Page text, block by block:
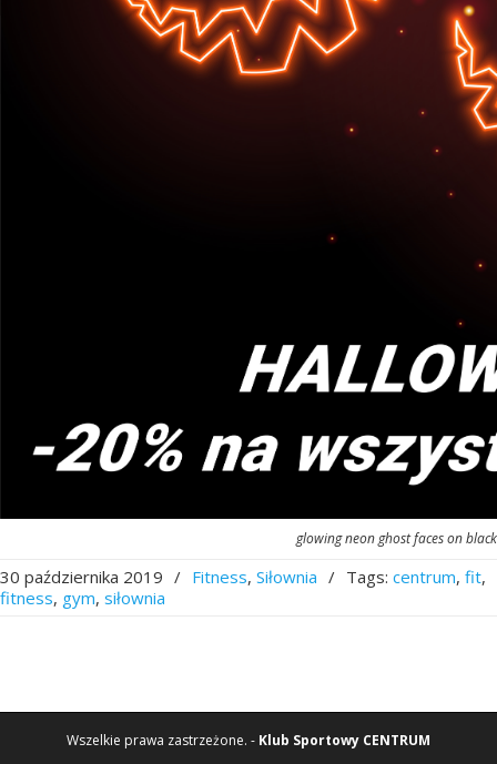
glowing neon ghost faces on
30 października 2019 / Fitness, Siłownia / Tags: centrum, fit,
fitness, gym, siłownia
Wszelkie prawa zastrzeżone. - Klub Sportowy CENTRUM